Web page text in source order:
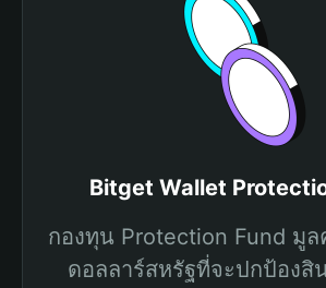
Bitget Wallet
กองทุน Protection Fund มู
ดอลลาร์สหรัฐที่จะปกป้องสิ